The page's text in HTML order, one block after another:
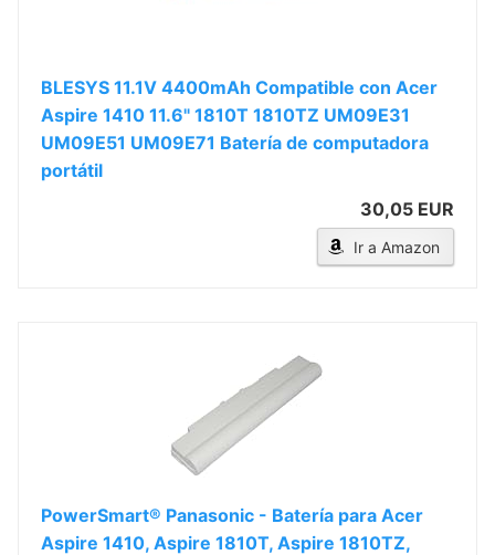
BLESYS 11.1V 4400mAh Compatible con Acer
Aspire 1410 11.6" 1810T 1810TZ UM09E31
UM09E51 UM09E71 Batería de computadora
portátil
30,05 EUR
Ir a Amazon
PowerSmart® Panasonic - Batería para Acer
Aspire 1410, Aspire 1810T, Aspire 1810TZ,